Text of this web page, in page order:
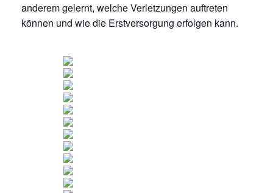
anderem gelernt, welche Verletzungen auftreten
können und wie die Erstversorgung erfolgen kann.